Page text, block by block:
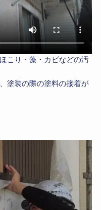
こり・藻・カビなどの汚
塗装の際の塗料の接着が